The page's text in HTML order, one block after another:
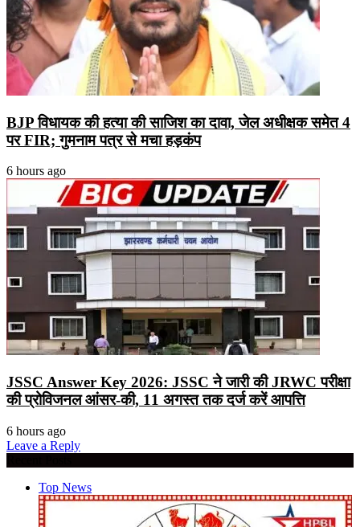
BJP विधायक की हत्या की साजिश का दावा, जेल अधीक्षक समेत 4
पर FIR; गुमनाम पत्र से मचा हड़कंप
6 hours ago
JSSC Answer Key 2026: JSSC ने जारी की JRWC परीक्षा
की प्रोविजनल आंसर-की, 11 अगस्त तक दर्ज करें आपत्ति
6 hours ago
Leave a Reply
Top News